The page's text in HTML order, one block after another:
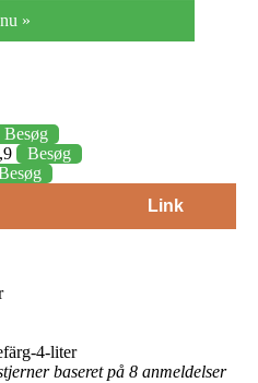
»
Besøg
Besøg
Link
4-liter
baseret på 8 anmeldelser